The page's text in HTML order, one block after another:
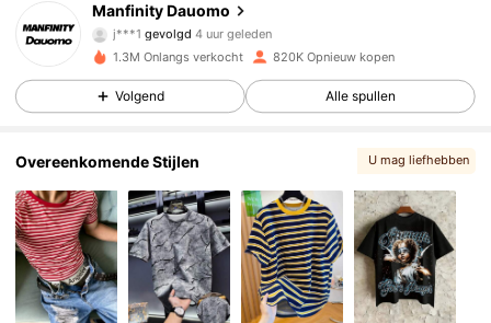
Manfinity Dauomo
j***1 gevolgd 4 uur geleden
4.82
104K Volgers
4.82 104K Volgers
4.82 104K Volgers
1.3M Onlangs verkocht 820K Opnieuw kopen
Volgend Alle spullen
Overeenkomende Stijlen
U mag liefhebben
, Meer stijl